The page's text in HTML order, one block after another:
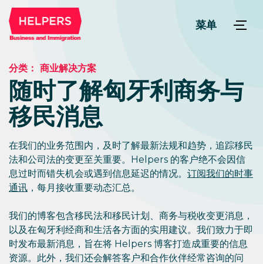
菜单
分类： 商业解决方案
随时了解匈牙利商务与
移民消息
在我们的业务范围内，及时了解最新法规和趋势，追踪移民
法和公司法的变更至关重要。Helpers 的客户绝不会因信
息过时而错失机会或遇到信息延迟的情况。 订阅我们的时事
通讯 ，每月接收重要动态汇总。
我们的博客包含移民法和移民计划、商务与税收变更消息，
以及在匈牙利经商和生活各方面的实用建议。我们致力于即
时发布最新消息，旨在将 Helpers 博客打造成重要的信息
资源。此外，我们还会解答客户和合作伙伴经常咨询的问